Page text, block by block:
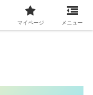
マイページ メニュー